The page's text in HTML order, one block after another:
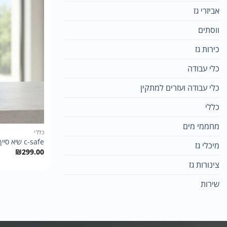
אביזרי גז
ווסתים
כירות גז
כלי עבודה
כלי עבודה ועזרים למתקין
כללי
מחממי מים
מיכלי גז
צינורות גז
שירות
כללי
c-safe שיא סייף
₪299.00